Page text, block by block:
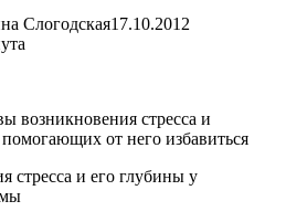
Слогодская17.10.2012
возникновения стресса и
от него избавиться
стресса и его глубины у